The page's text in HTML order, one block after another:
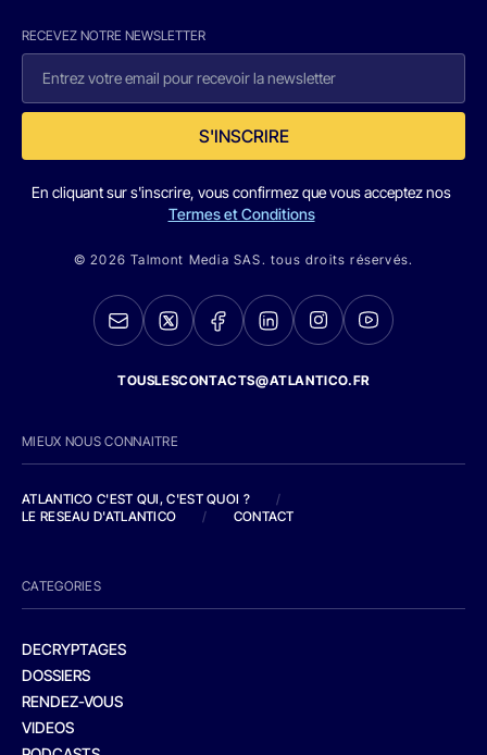
RECEVEZ NOTRE NEWSLETTER
S'INSCRIRE
En cliquant sur s'inscrire, vous confirmez que vous acceptez nos
Termes et Conditions
© 2026 Talmont Media SAS. tous droits réservés.
TOUSLESCONTACTS@ATLANTICO.FR
MIEUX NOUS CONNAITRE
ATLANTICO C'EST QUI, C'EST QUOI ?
/
LE RESEAU D'ATLANTICO
/ CONTACT
CATEGORIES
DECRYPTAGES
DOSSIERS
RENDEZ-VOUS
VIDEOS